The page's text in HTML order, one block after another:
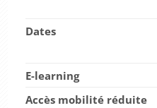
Dates
E-learning
Accès mobilité réduite